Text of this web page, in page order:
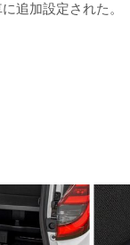
追加設定された。